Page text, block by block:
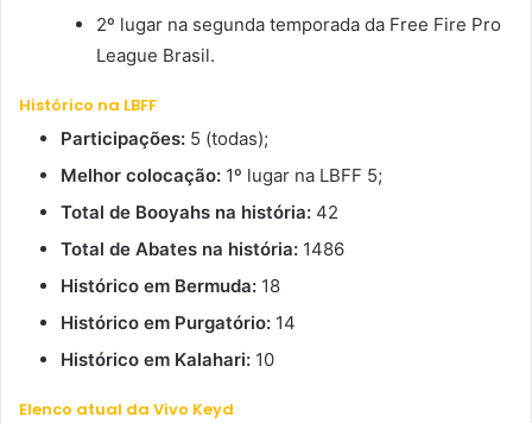
2º lugar na segunda temporada da Free Fire Pro
League Brasil.
Histórico na LBFF
Participações: 5 (todas);
Melhor colocação: 1º lugar na LBFF 5;
Total de Booyahs na história: 42
Total de Abates na história: 1486
Histórico em Bermuda: 18
Histórico em Purgatório: 14
Histórico em Kalahari: 10
Elenco atual da Vivo Keyd